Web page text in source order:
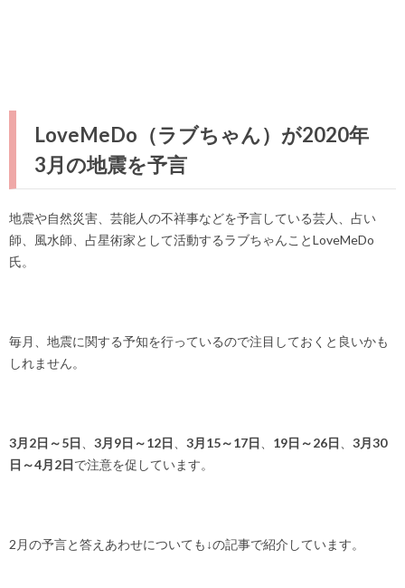
LoveMeDo（ラブちゃん）が2020年
3月の地震を予言
地震や自然災害、芸能人の不祥事などを予言している芸人、占い
師、風水師、占星術家として活動するラブちゃんことLoveMeDo
氏。
毎月、地震に関する予知を行っているので注目しておくと良いかも
しれません。
3月2日～5日 3月9日～12日 3月15～17日 19日～26日
3月30
日～4月2日で注意を促しています。
2月の予言と答えあわせについても↓の記事で紹介しています。